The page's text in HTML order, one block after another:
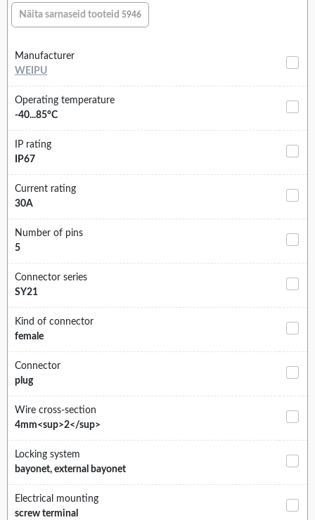
Näita sarnaseid tooteid 5946
Manufacturer
WEIPU
Operating temperature
-40...85°C
IP rating
IP67
Current rating
30A
Number of pins
5
Connector series
SY21
Kind of connector
female
Connector
plug
Wire cross-section
4mm<sup>2</sup>
Locking system
bayonet, external bayonet
Electrical mounting
screw terminal